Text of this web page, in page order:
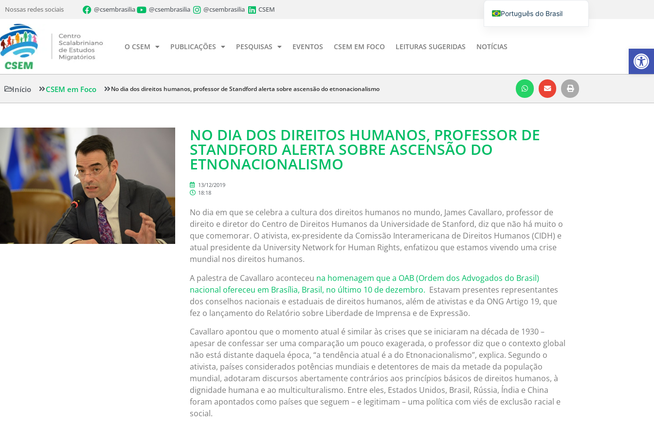
Nossas redes sociais @csembrasilia @csembrasilia @csembrasilia CSEM
O CSEM PUBLICAÇÕES PESQUISAS EVENTOS CSEM EM FOCO LEITURAS SUGERIDAS NOTÍCIAS
Início CSEM em Foco No dia dos direitos humanos, professor de Standford alerta sobre ascensão do etnonacionalismo
NO DIA DOS DIREITOS HUMANOS, PROFESSOR DE
STANDFORD ALERTA SOBRE ASCENSÃO DO
ETNONACIONALISMO
13/12/2019
18:18
No dia em que se celebra a cultura dos direitos humanos no mundo, James Cavallaro, professor de
direito e diretor do Centro de Direitos Humanos da Universidade de Stanford, diz que não há muito o
que comemorar. O ativista, ex-presidente da Comissão Interamericana de Direitos Humanos (CIDH) e
atual presidente da University Network for Human Rights, enfatizou que estamos vivendo uma crise
mundial nos direitos humanos.
A palestra de Cavallaro aconteceu na homenagem que a OAB (Ordem dos Advogados do Brasil)
nacional ofereceu em Brasília, Brasil, no último 10 de dezembro. Estavam presentes representantes
dos conselhos nacionais e estaduais de direitos humanos, além de ativistas e da ONG Artigo 19, que
fez o lançamento do Relatório sobre Liberdade de Imprensa e de Expressão.
Cavallaro apontou que o momento atual é similar às crises que se iniciaram na década de 1930 –
apesar de confessar ser uma comparação um pouco exagerada, o professor diz que o contexto global
não está distante daquela época, “a tendência atual é a do Etnonacionalismo”, explica. Segundo o
ativista, países considerados potências mundiais e detentores de mais da metade da população
mundial, adotaram discursos abertamente contrários aos princípios básicos de direitos humanos, à
dignidade humana e ao multiculturalismo. Entre eles, Estados Unidos, Brasil, Rússia, Índia e China
foram apontados como países que seguem – e legitimam – uma política com viés de exclusão racial e
social.
Barra de
Português do Brasil
Italiano